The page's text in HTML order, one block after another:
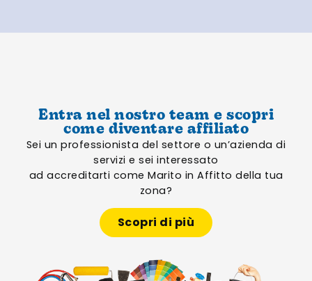
Entra nel nostro team e scopri
come diventare affiliato
Sei un professionista del settore o un’azienda di
servizi e sei interessato
ad accreditarti come Marito in Affitto della tua
zona?
Scopri di più